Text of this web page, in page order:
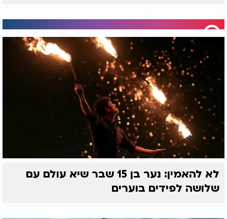
לא להאמין: נער בן 15 שבר שיא עולם עם
שלושה לפידים בוערים